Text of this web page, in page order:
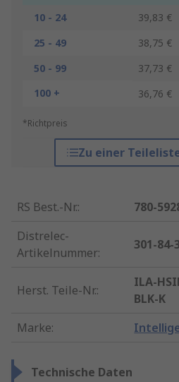
10 - 24
39,83 €
25 - 49
38,75 €
50 - 99
37,73 €
100 +
36,76 €
*Richtpreis
Zu einer
RS Best.-Nr.:
780-
Distrelec-
Artikelnummer:
301-84-
Herst. Teile-Nr.:
ILA-
BLK-K
Marke:
Technische Daten